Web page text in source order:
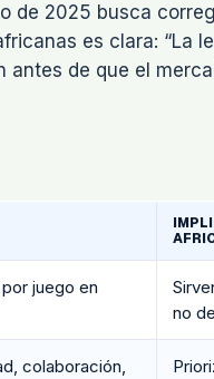
de 2025 busca
es clara: “La
de que el
juego en
no
colaboración,